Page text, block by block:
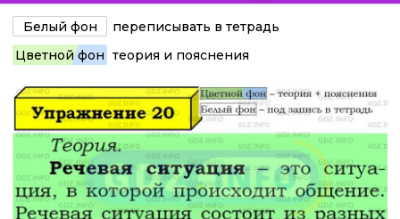
Белый фон
переписывать в тетрадь
Цветной фон теория и пояснения